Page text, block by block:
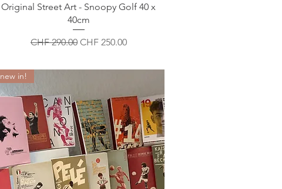
Original Street Art - Snoopy Golf 40 x
40cm
Standardpreis
CHF 290.00 Sale-Preis
CHF 250.00
new in!